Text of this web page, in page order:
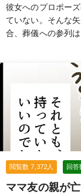
彼女へのプロポー
ていない。そんな
合、葬儀への参列
閲覧数7,372人 回答
ママ友の親が